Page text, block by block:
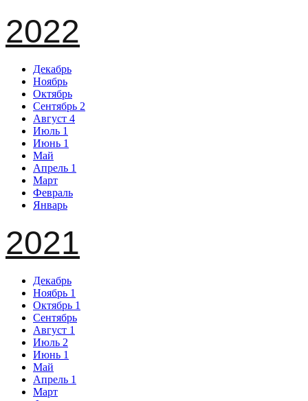
2022
Декабрь
Ноябрь
Октябрь
Сентябрь 2
Август 4
Июль 1
Июнь 1
Май
Апрель 1
Март
Февраль
Январь
2021
Декабрь
Ноябрь 1
Октябрь 1
Сентябрь
Август 1
Июль 2
Июнь 1
Май
Апрель 1
Март